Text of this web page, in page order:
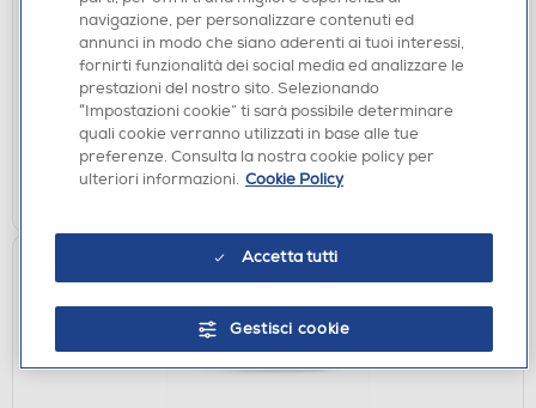
BOX MN-ROSA FLAMINGO
€ 57,90
Acquisto online:disponibile
Ritiro in negozio in 30' gratuito:verifica
AGGIUNGI
navigazione, per personalizzare contenuti ed
annunci in modo che siano aderenti ai tuoi interessi,
fornirti funzionalità dei social media ed analizzare le
prestazioni del nostro sito. Selezionando
“Impostazioni cookie” ti sarà possibile determinare
quali cookie verranno utilizzati in base alle tue
preferenze. Consulta la nostra cookie policy per
ulteriori informazioni. Cookie Policy
Accetta tutti
Gestisci cookie